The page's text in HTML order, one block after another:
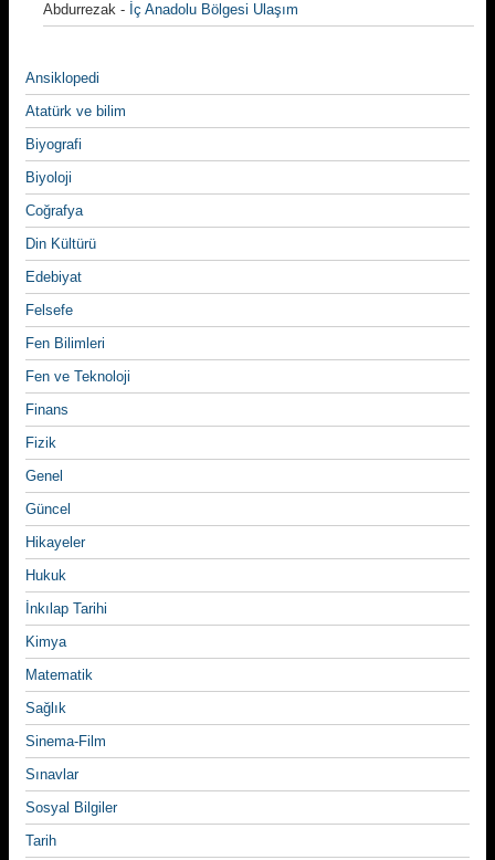
Abdurrezak - İç Anadolu Bölgesi Ulaşım
Ansiklopedi
Atatürk ve bilim
Biyografi
Biyoloji
Coğrafya
Din Kültürü
Edebiyat
Felsefe
Fen Bilimleri
Fen ve Teknoloji
Finans
Fizik
Genel
Güncel
Hikayeler
Hukuk
İnkılap Tarihi
Kimya
Matematik
Sağlık
Sinema-Film
Sınavlar
Sosyal Bilgiler
Tarih